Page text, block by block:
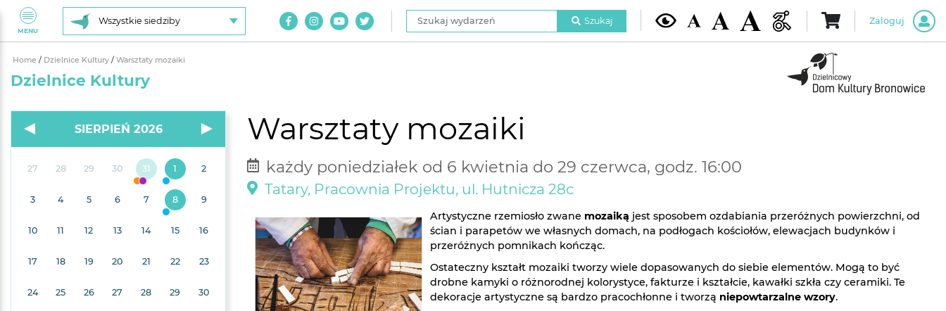
MENU
Wszystkie siedziby
Szukaj wydarzeń
Szukaj Zaloguj
Home / Dzielnice Kultury / Warsztaty mozaiki
Dzielnice Kultury
Warsztaty mozaiki
każdy poniedziałek od 6 kwietnia do 29 czerwca, godz. 16:00
Tatary, Pracownia Projektu, ul. Hutnicza 28c
Artystyczne rzemiosło zwane mozaiką jest sposobem ozdabiania przeróżnych powierzchni, od
ścian i parapetów we własnych domach, na podłogach kościołów, elewacjach budynków i
przeróżnych pomnikach kończąc.
Ostateczny kształt mozaiki tworzy wiele dopasowanych do siebie elementów. Mogą to być
drobne kamyki o różnorodnej kolorystyce, fakturze i kształcie, kawałki szkła czy ceramiki. Te
dekoracje artystyczne są bardzo pracochłonne i tworzą niepowtarzalne wzory.
SIERPIEŃ 2026
27 28 29 30 31 1 2
3 4 5 6 7 8 9
10 11 12 13 14 15 16
17 18 19 20 21 22 23
24 25 26 27 28 29 30